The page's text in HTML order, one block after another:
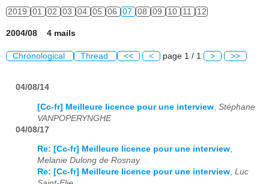
2019 01 02 03 04 05 06 07 08 09 10 11 12
2004/08 4 mails
Chronological Thread << < page 1 / 1 > >>
04/08/14
[Cc-fr] Meilleure licence pour une interview Stéphane
VANPOPERYNGHE
04/08/17
Re: [Cc-fr] Meilleure licence pour une interview,
Melanie Dulong de Rosnay
Re: [Cc-fr] Meilleure licence pour une interview, Luc